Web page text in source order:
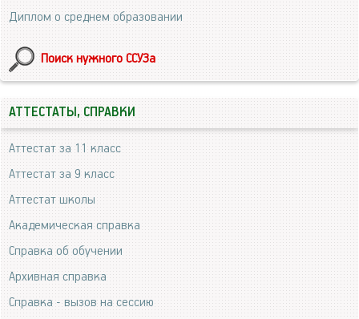
Диплом о среднем образовании
Поиск нужного ССУЗа
АТТЕСТАТЫ, СПРАВКИ
Аттестат за 11 класс
Аттестат за 9 класс
Аттестат школы
Академическая справка
Справка об обучении
Архивная справка
Справка - вызов на сессию